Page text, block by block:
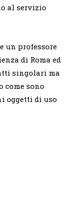
al servizio
un professore
di Roma ed
singolari ma
come sono
oggetti di uso